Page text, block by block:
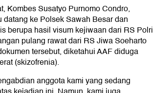
Kombes Susatyo Purnomo Condro,
ke Polsek Sawah Besar dan
berupa hasil visum kejiwaan dari RS Polri
pulang rawat dari RS Jiwa Soeharto
tersebut, diketahui AAF diduga
(skizofrenia).
anggota kami yang sedang